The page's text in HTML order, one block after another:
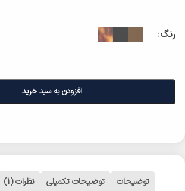
رنگ
افزودن به سبد خرید
توضیحات توضیحات تکمیلی نظرات (1)